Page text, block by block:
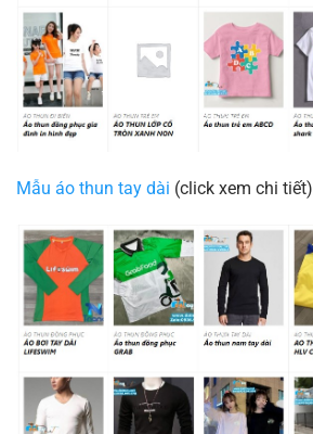
Mẫu áo thun tay dài (click xem chi tiết)